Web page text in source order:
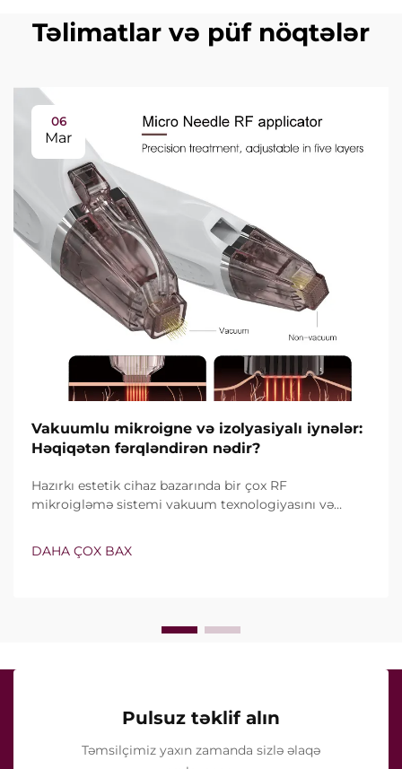
Təlimatlar və püf nöqtələr
06
Mar
Vakuumlu mikroigne və izolyasiyalı iynələr:
Həqiqətən fərqləndirən nədir?
Hazırkı estetik cihaz bazarında bir çox RF
mikroigləmə sistemi vakuum texnologiyasını və
deyil, onların klinik müalicə zamanı necə dəqiq işlədiyi
DAHA ÇOX BAX
Pulsuz təklif alın
Təmsilçimiz yaxın zamanda sizlə əlaqə